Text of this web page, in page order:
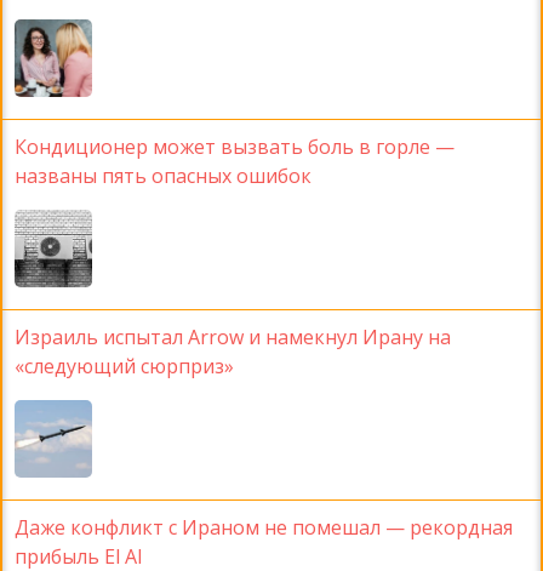
Кондиционер может вызвать боль в горле —
названы пять опасных ошибок
Израиль испытал Arrow и намекнул Ирану на
«следующий сюрприз»
Даже конфликт с Ираном не помешал — рекордная
прибыль El Al